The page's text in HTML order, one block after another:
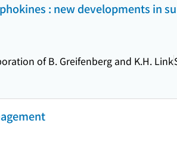
: new developments in
of B. Greifenberg and K.H. Link